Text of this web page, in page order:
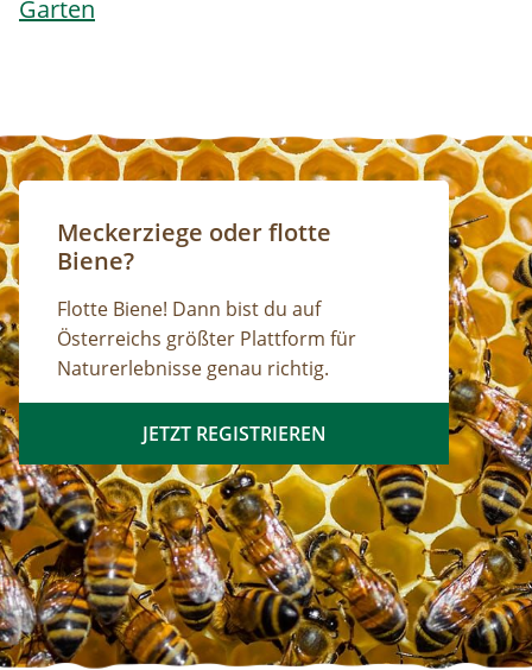
Garten
Meckerziege oder flotte
Biene?
Flotte Biene! Dann bist du auf
Österreichs größter Plattform für
Naturerlebnisse genau richtig.
JETZT REGISTRIEREN